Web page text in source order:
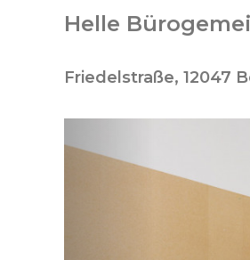
Helle
Friedelstraße, 12047